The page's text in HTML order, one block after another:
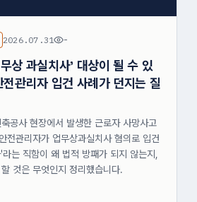
2026.07.31 -
상 과실치사' 대상이 될 수 있
관리자 입건 사례가 던지는 질
공사 현장에서 발생한 근로자 사망사고
전관리자가 업무상과실치사 혐의로 입건
는 직함이 왜 법적 방패가 되지 않는지,
것은 무엇인지 정리했습니다.